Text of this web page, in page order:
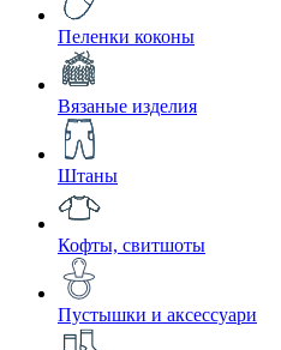
Пеленки коконы
Вязаные изделия
Штаны
Кофты, свитшоты
Пустышки и аксессуари